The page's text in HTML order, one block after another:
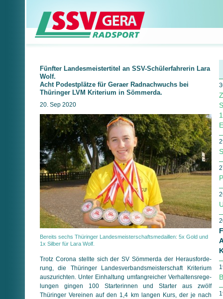
Fünfter Landesmeistertitel an SSV-Schülerfahrerin Lara
Wolf.
Acht Podestplätze für Geraer Radnachwuchs bei
Thüringer LVM Kriterium in Sömmerda.
20. Sep 2020
Bereits sechs Thüringer Landesmeisterschaftsmedaillen: 5x Gold und
1x Silber für Lara Wolf.
Trotz Corona stellte sich der SV Sömmerda der Her­aus­for­de­
rung, die Thüringer Landesverbandsmeisterschaft Kriterium
auszurichten. Unter Einhaltung umfangreicher Ver­hal­tens­re­ge­
lun­gen gingen 100 Starterinnen und Starter aus zwölf
Thüringer Vereinen auf den 1,4 km langen Kurs, der je nach